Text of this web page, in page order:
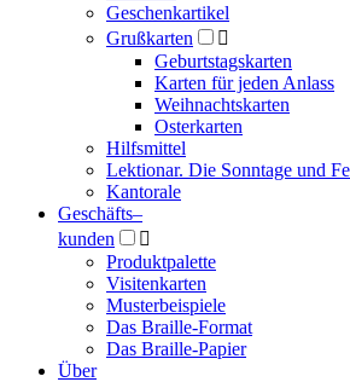
Geschenkartikel
Grußkarten

Geburtstagskarten
Karten für jeden Anlass
Weihnachtskarten
Osterkarten
Hilfsmittel
Lektionar. Die Sonntage und
Kantorale
Geschäfts­–
kunden

Produktpalette
Visitenkarten
Musterbeispiele
Das Braille-Format
Das Braille-Papier
Über